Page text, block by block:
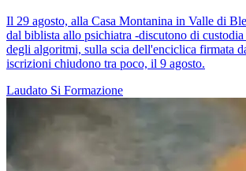
Il 29 agosto, alla Casa Montanina in Valle di
dal biblista allo psichiatra -discutono di
degli algoritmi, sulla scia dell'enciclica firmata
iscrizioni chiudono tra poco, il 9 agosto.
Laudato Si Formazione